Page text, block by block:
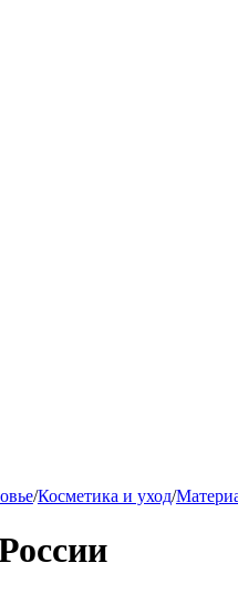
/Косметика и уход/